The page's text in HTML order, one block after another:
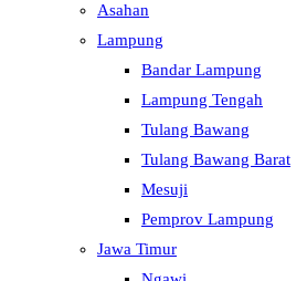
Asahan
Lampung
Bandar Lampung
Lampung Tengah
Tulang Bawang
Tulang Bawang Barat
Mesuji
Pemprov Lampung
Jawa Timur